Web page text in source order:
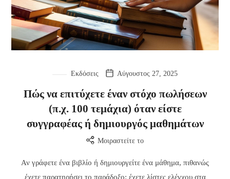
Εκδόσεις Αύγουστος 27, 2025
Πώς να επιτύχετε έναν στόχο πωλήσεων
(π.χ. 100 τεμάχια) όταν είστε
συγγραφέας ή δημιουργός μαθημάτων
Μοιραστείτε το
Αν γράφετε ένα βιβλίο ή δημιουργείτε ένα μάθημα, πιθανώς
έχετε παρατηρήσει το παράδοξο: έχετε λίστες ελέγχου στα